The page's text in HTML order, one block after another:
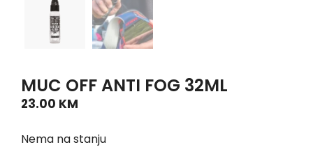
MUC OFF ANTI FOG 32ML
23.00 KM
Nema na stanju